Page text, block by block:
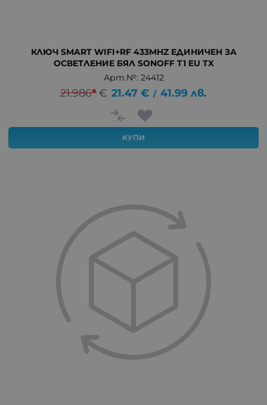
КЛЮЧ SMART WIFI+RF 433MHZ ЕДИНИЧЕН ЗА
ОСВЕТЛЕНИЕ БЯЛ SONOFF T1 EU TX
Арт.№: 24412
21.986*€ 21.47 € / 41.99 лв.
КУПИ